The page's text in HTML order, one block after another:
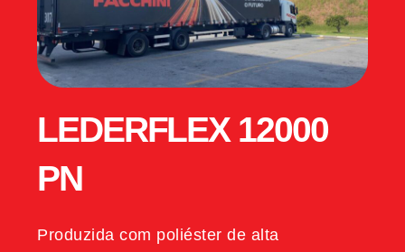
LEDERFLEX 12000
PN
Produzida com poliéster de alta